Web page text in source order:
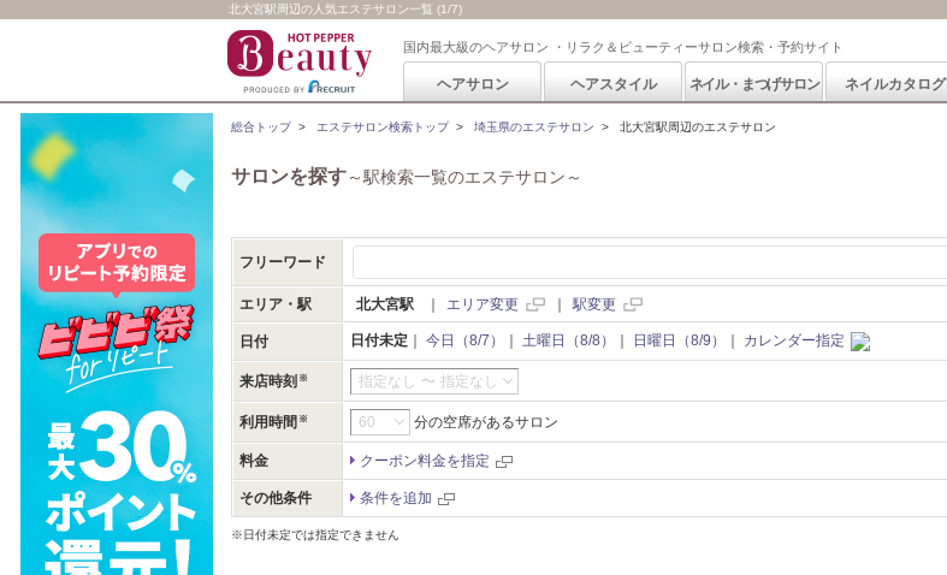
北大宮駅周辺の人気エステサロン一覧 (1/7)
国内最大級のヘアサロン ・リラク＆ビューティーサロン検索・予約サイト
ヘアサロン ヘアスタイル ネイル・まつげサロン ネイルカタログ
総合トップ> エステサロン検索トップ> 埼玉県のエステサロン > 北大宮駅周辺のエステサロン
サロンを探す～駅検索一覧のエステサロン～
フリーワード
エリア・駅 北大宮駅 エリア変更 駅変更
日付 日付未定 今日（8/7） 土曜日（8/8） 日曜日（8/9） カレンダー指定
来店時刻 指定なし 〜 指定なし
利用時間 分の空席があるサロン
料金 クーポン料金を指定
その他条件 条件を追加
※日付未定では指定できません